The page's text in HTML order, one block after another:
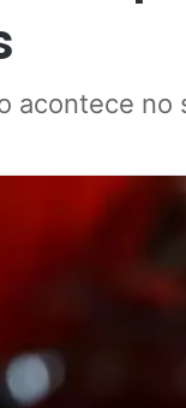
acontece no